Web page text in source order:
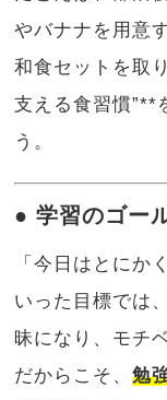
やバナナを用意
和食セットを取
支える食習慣”**
う。
● 学習のゴー
「今日はとにか
いった目標では
昧になり、モチ
だからこそ、勉